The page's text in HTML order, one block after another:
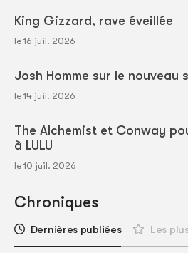
King Gizzard, rave éveillée
le 16 juil. 2026
Josh Homme sur le nouveau
le 14 juil. 2026
The Alchemist et Conway
à LULU
le 10 juil. 2026
Chroniques
Dernières publiées Les